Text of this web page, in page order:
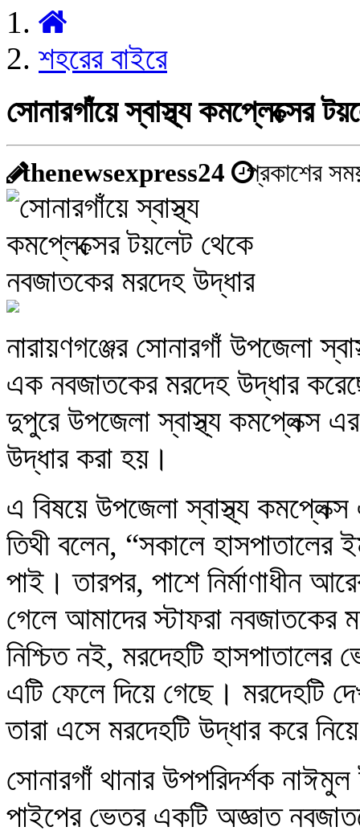
শহরের বাইরে
সোনারগাঁয়ে স্বাস্থ্য কমপ্লেক্সের
thenewsexpress24 প্রকাশের
নারায়ণগঞ্জের সোনারগাঁ উপজেলা
এক নবজাতকের মরদেহ উদ্ধার
দুপুরে উপজেলা স্বাস্থ্য কমপ্লেক্স এর
উদ্ধার করা হয়।
এ বিষয়ে উপজেলা স্বাস্থ্য
তিথী বলেন, “সকালে হাসপাতালের
পাই। তারপর, পাশে নির্মাণাধীন
গেলে আমাদের স্টাফরা নবজাতকের
নিশ্চিত নই, মরদেহটি
এটি ফেলে দিয়ে গেছে। মরদেহটি
তারা এসে মরদেহটি উদ্ধার করে
সোনারগাঁ থানার উপপরিদর্শক
পাইপের ভেতর একটি অজ্ঞাত